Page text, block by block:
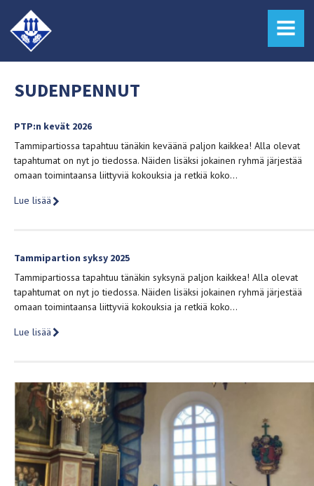
MENU
SUDENPENNUT
PTP:n kevät 2026
Tammipartiossa tapahtuu tänäkin keväänä paljon kaikkea! Alla olevat
tapahtumat on nyt jo tiedossa. Näiden lisäksi jokainen ryhmä järjestää
omaan toimintaansa liittyviä kokouksia ja retkiä koko…
Lue lisää
Tammipartion syksy 2025
Tammipartiossa tapahtuu tänäkin syksynä paljon kaikkea! Alla olevat
tapahtumat on nyt jo tiedossa. Näiden lisäksi jokainen ryhmä järjestää
omaan toimintaansa liittyviä kokouksia ja retkiä koko…
Lue lisää